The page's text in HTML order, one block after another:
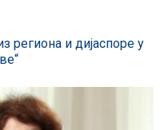
региона и дијаспоре у